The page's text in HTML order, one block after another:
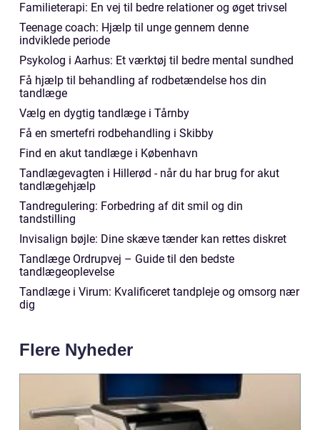
Familieterapi: En vej til bedre relationer og øget trivsel
Teenage coach: Hjælp til unge gennem denne
indviklede periode
Psykolog i Aarhus: Et værktøj til bedre mental sundhed
Få hjælp til behandling af rodbetændelse hos din
tandlæge
Vælg en dygtig tandlæge i Tårnby
Få en smertefri rodbehandling i Skibby
Find en akut tandlæge i København
Tandlægevagten i Hillerød - når du har brug for akut
tandlægehjælp
Tandregulering: Forbedring af dit smil og din
tandstilling
Invisalign bøjle: Dine skæve tænder kan rettes diskret
Tandlæge Ordrupvej – Guide til den bedste
tandlægeoplevelse
Tandlæge i Virum: Kvalificeret tandpleje og omsorg nær
dig
Flere Nyheder